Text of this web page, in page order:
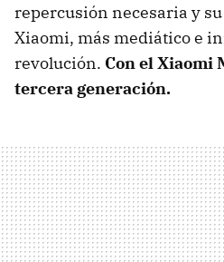
repercusión necesaria y
Xiaomi, más mediático e
revolución. Con el Xiaomi
tercera generación.